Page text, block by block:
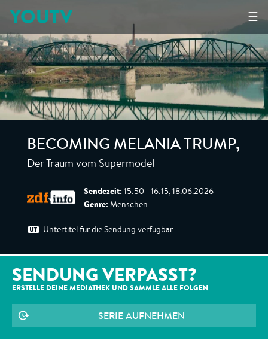
☰
YOUTV
BECOMING MELANIA TRUMP,
Der Traum vom Supermodel
Sendezeit: 15:50 - 16:15, 18.06.2026
Genre: Menschen
Untertitel für die Sendung verfügbar
SENDUNG VERPASST?
ERSTELLE DEINE MEDIATHEK UND SAMMLE ALLE FOLGEN
SERIE AUFNEHMEN